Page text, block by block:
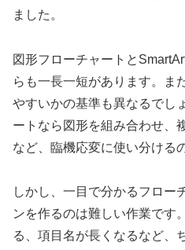
ました。
図形フローチャートと
らも一長一短があります。ま
やすいかの基準も異なるでし
ートなら図形を組み合わせ、
など、臨機応変に使い分ける
しかし、一目で分かるフロー
ンを作るのは難しい作業です
る、項目名が長くなるなど、